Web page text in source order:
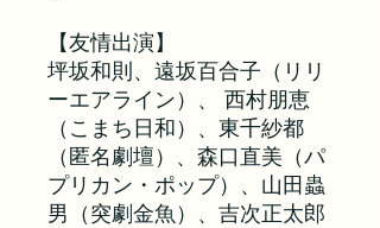
【友情出演】
坪坂和則、遠坂百合子（リリ
ーエアライン）、 西村朋恵
（こまち日和）、東千紗都
（匿名劇壇）、森口直美（パ
プリカン・ポップ）、山田蟲
男（突劇金魚）、吉次正太郎